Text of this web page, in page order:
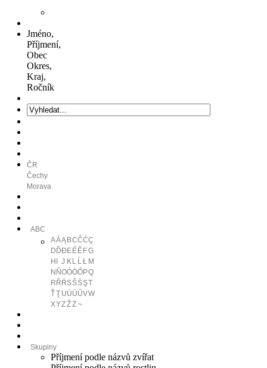
Jméno,
Příjmení,
Obec
Okres,
Kraj,
Ročník
ČR
Čechy
Morava
ABC
AÁĄ BCČĆÇ
D ĎĐ E É Ě FG
H
J K L ĹŁ M
N ŇOÓÖŐPQ
R Ř ŔSŠŚŞT
ŤŢ UÚÜŰVW
XYZŽŻ¬
Skupiny
Příjmení podle názvů zvířat